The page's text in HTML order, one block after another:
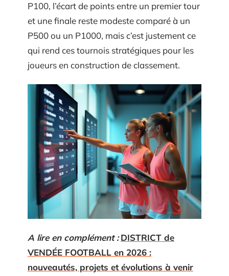
P100, l’écart de points entre un premier tour
et une finale reste modeste comparé à un
P500 ou un P1000, mais c’est justement ce
qui rend ces tournois stratégiques pour les
joueurs en construction de classement.
A lire en complément : DISTRICT de
VENDÉE FOOTBALL en 2026 :
nouveautés, projets et évolutions à venir